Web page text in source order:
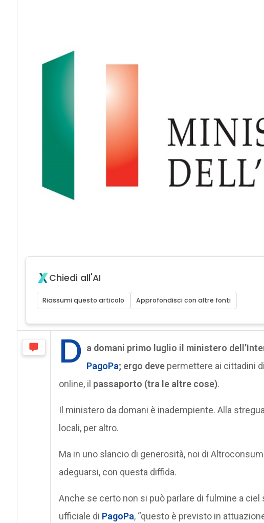
Chiedi all'AI
Riassumi questo articolo Approfondisci con altre fonti
D a domani primo luglio il ministero
PagoPa; ergo devepermettere ai cittadini
online, il passaporto (tra le altre cose).
Il ministero da domani è inadempiente. Alla
locali, per altro.
Ma in uno slancio di generosità, noi di
adeguarsi, con questa diffida.
Anche se certo non si può parlare di fulmine a
ufficiale di PagoPa, “questo è previsto in